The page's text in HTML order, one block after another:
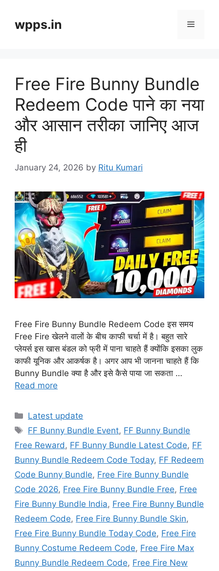
contentwpps.in Menu
Free Fire Bunny Bundle
Redeem Code पाने का नया
और आसान तरीका जानिए आज
ही
January 24, 2026 by Ritu Kumari
Free Fire Bunny Bundle Redeem Code इस समय
Free Fire खेलने वालों के बीच काफी चर्चा में है। बहुत सारे
प्लेयर्स इस खास बंडल को फ्री में पाना चाहते हैं क्योंकि इसका लुक
काफी यूनिक और आकर्षक है। अगर आप भी जानना चाहते हैं कि
Bunny Bundle क्या है और इसे कैसे पाया जा सकता …
Read more
Categories
Latest update
Tags
FF Bunny Bundle Event, FF Bunny Bundle
Free Reward , FF Bunny Bundle Latest Code, FF
Bunny Bundle Redeem Code Today, FF Redeem
Code Bunny Bundle, Free Fire Bunny Bundle
Code 2026, Free Fire Bunny Bundle Free, Free
Fire Bunny Bundle India, Free Fire Bunny Bundle
Redeem Code, Free Fire Bunny Bundle Skin,
Free Fire Bunny Bundle Today Code, Free Fire
Bunny Costume Redeem Code, Free Fire Max
Bunny Bundle Redeem Code, Free Fire New